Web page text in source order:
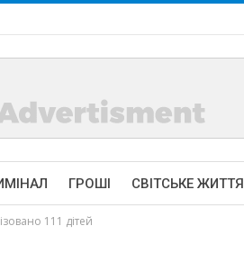
ГРОШІ СВІТСЬКЕ ЖИТТЯ
111 дітей